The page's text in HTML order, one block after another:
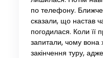
по телефону. Ближче
сказали, що настав
погодилася. Коли її
запитали, чому вона
закінчення туру,